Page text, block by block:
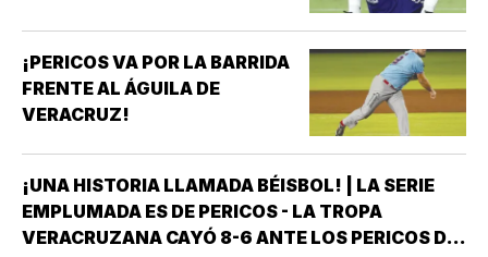
¡PERICOS VA POR LA BARRIDA
FRENTE AL ÁGUILA DE
VERACRUZ!
¡UNA HISTORIA LLAMADA BÉISBOL! | LA SERIE
EMPLUMADA ES DE PERICOS - LA TROPA
VERACRUZANA CAYÓ 8-6 ANTE LOS PERICOS DE